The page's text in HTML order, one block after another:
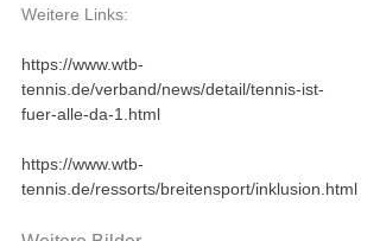
Weitere Links:
https://www.wtb-
tennis.de/verband/news/detail/tennis-ist-
fuer-alle-da-1.html
https://www.wtb-
tennis.de/ressorts/breitensport/inklusion.html